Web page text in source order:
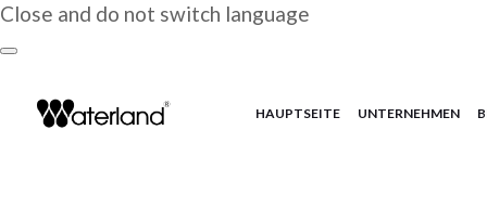
Close and do not switch language
springen
HAUPTSEITE UNTERNEHMEN